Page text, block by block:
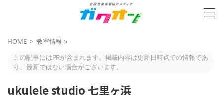
HOME > 教室情報 >
この記事にはPRが含まれます。掲載内容は更新日時点での情報であ
り、最新ではない場合がございます。
ukulele studio 七里ヶ浜